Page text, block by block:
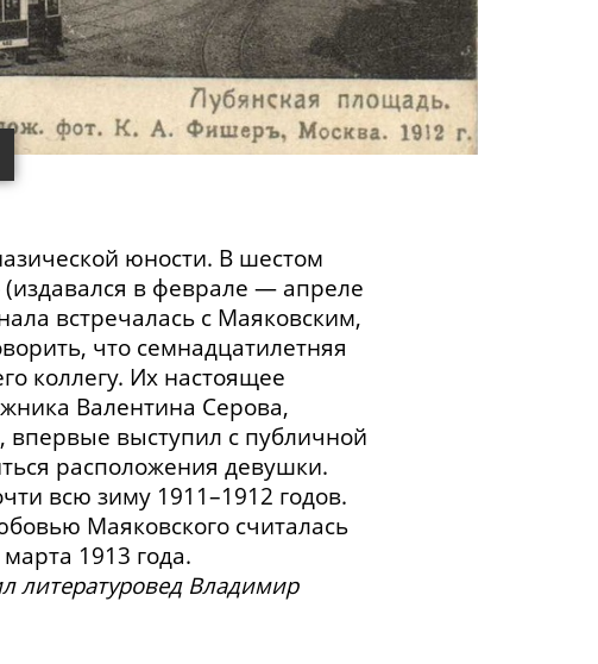
юности. В шестом
в феврале — апреле
встречалась с Маяковским,
что семнадцатилетняя
коллегу. Их настоящее
Валентина Серова,
впервые выступил с публичной
расположения девушки.
всю зиму 1911–1912 годов.
Маяковского считалась
1913 года.
литературовед Владимир